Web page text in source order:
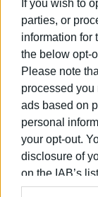
If you wish to
parties, or
information for
the below opt-
Please note
processed you
ads based on
personal
your opt-out.
disclosure of
on the IAB’s
information
συμμετοχή
διαμαρτυρίας.
•Δεν
παιχνίδια.
•Δεν
Ρατσισμό που
της
•Δεν έχουμε
Αλβανό,